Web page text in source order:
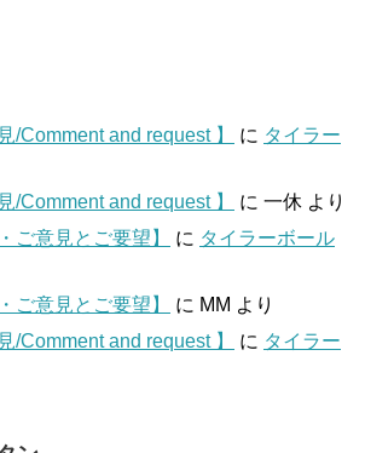
/Comment and request 】 に タイラー
/Comment and request 】
に 一休 より
ご意見とご要望】
に タイラーボール
ご意見とご要望】
に MM より
/Comment and request 】
に タイラー